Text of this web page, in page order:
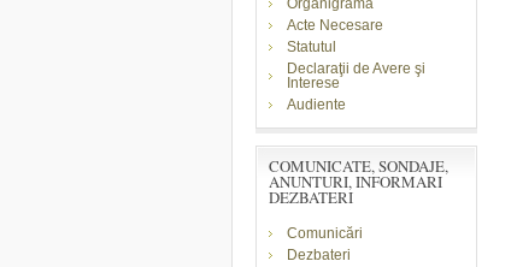
Organigramă
Acte Necesare
Statutul
Declaraţii de Avere şi
Interese
Audiente
COMUNICATE, SONDAJE,
ANUNTURI, INFORMARI
DEZBATERI
Comunicări
Dezbateri